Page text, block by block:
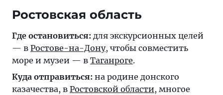
Ростовская область
Где остановиться: для экскурсионных целей
— в Ростове-на-Дону, чтобы совместить
море и музеи — в Таганроге.
Куда отправиться: на родине донского
казачества, в Ростовской области, многое